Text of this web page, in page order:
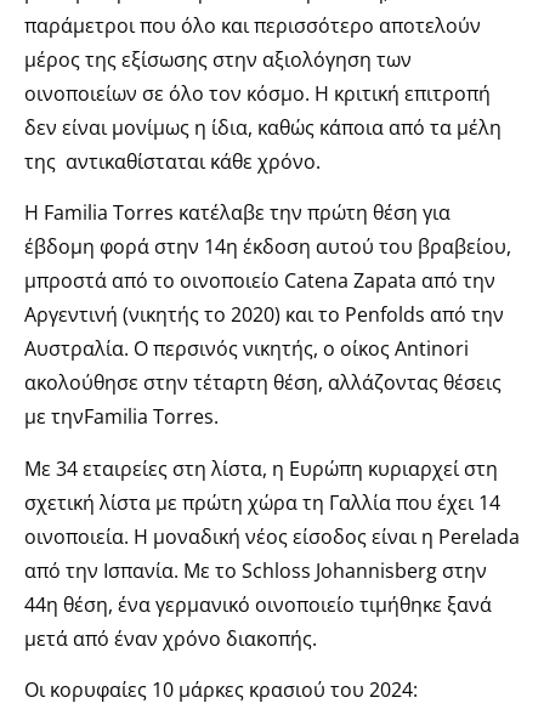
παράμετροι που όλο και περισσότερο αποτελούν
μέρος της εξίσωσης στην αξιολόγηση των
οινοποιείων σε όλο τον κόσμο. Η κριτική επιτροπή
δεν είναι μονίμως η ίδια, καθώς κάποια από τα μέλη
της αντικαθίσταται κάθε χρόνο.
Η Familia Torres κατέλαβε την πρώτη θέση για
έβδομη φορά στην 14η έκδοση αυτού του βραβείου,
μπροστά από το οινοποιείο Catena Zapata από την
Αργεντινή (νικητής το 2020) και το Penfolds από την
Αυστραλία. Ο περσινός νικητής, ο οίκος Antinori
ακολούθησε στην τέταρτη θέση, αλλάζοντας θέσεις
με τηνFamilia Torres.
Με 34 εταιρείες στη λίστα, η Ευρώπη κυριαρχεί στη
σχετική λίστα με πρώτη χώρα τη Γαλλία που έχει 14
οινοποιεία. Η μοναδική νέος είσοδος είναι η Perelada
από την Ισπανία. Με το Schloss Johannisberg στην
44η θέση, ένα γερμανικό οινοποιείο τιμήθηκε ξανά
μετά από έναν χρόνο διακοπής.
Οι κορυφαίες 10 μάρκες κρασιού του 2024: